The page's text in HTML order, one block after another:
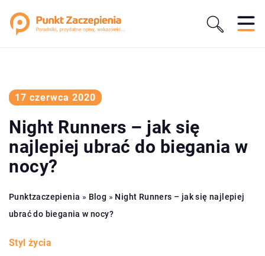
17 czerwca 2020
Night Runners – jak się
najlepiej ubrać do biegania w
nocy?
Punktzaczepienia » Blog » Night Runners – jak się najlepiej
ubrać do biegania w nocy?
Styl życia